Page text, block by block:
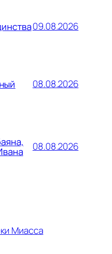
09.08.2026
08.08.2026
08.08.2026
Миасса